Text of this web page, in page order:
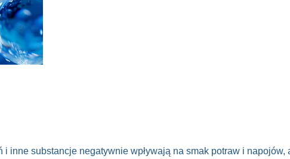
substancje negatywnie wpływają na smak potraw i napojów,